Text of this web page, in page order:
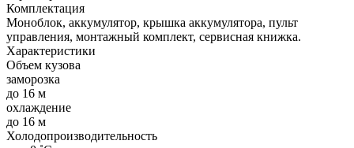
Комплектация
Моноблок, аккумулятор, крышка аккумулятора, пульт
управления, монтажный комплект, сервисная книжка.
Характеристики
Объем кузова
заморозка
до 16 м
охлаждение
до 16 м
Холодопроизводительность